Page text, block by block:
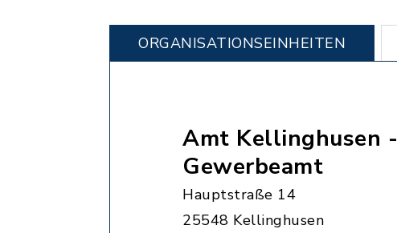
ORGANISATIONS­EINHEITEN
Amt Kellinghusen -
Gewerbeamt
Hauptstraße 14
25548 Kellinghusen